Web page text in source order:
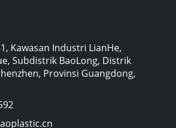
Kawasan Industri LianHe,
Subdistrik BaoLong, Distrik
Provinsi Guangdong,